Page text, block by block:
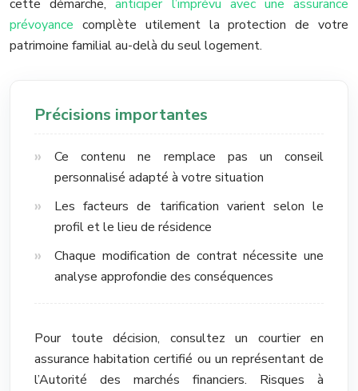
cette démarche,anticiper l’imprévu avec une assurance
prévoyance complète utilement la protection de votre
patrimoine familial au-delà du seul logement.
Précisions importantes
Ce contenu ne remplace pas un conseil
personnalisé adapté à votre situation
Les facteurs de tarification varient selon le
profil et le lieu de résidence
Chaque modification de contrat nécessite une
analyse approfondie des conséquences
Pour toute décision, consultez un courtier en
assurance habitation certifié ou un représentant de
l’Autorité des marchés financiers. Risques à